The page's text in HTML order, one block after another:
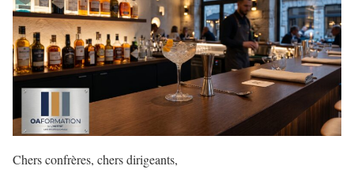
Chers confrères, chers dirigeants,